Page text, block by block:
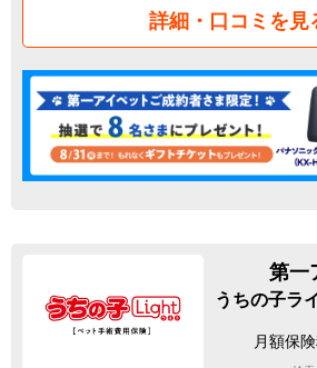
詳細・口コミを見
第一
うちの子ラ
月額保